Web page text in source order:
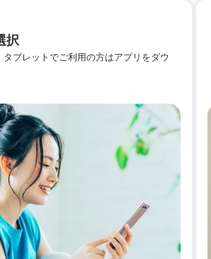
択
ブレットでご利用の方はアプリをダウ